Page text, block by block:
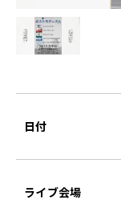
日付
ライブ会場